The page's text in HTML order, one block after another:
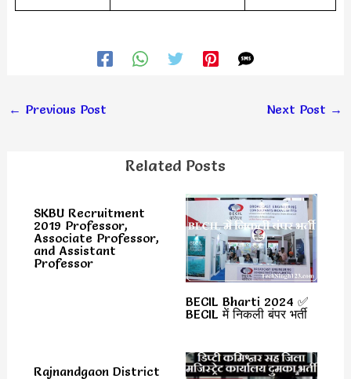
← Previous Post Next Post →
Related Posts
SKBU Recruitment
2019 Professor,
Associate Professor,
and Assistant
Professor
BECIL Bharti 2024 ✅
BECIL में निकली बंपर भर्ती
Rajnandgaon District